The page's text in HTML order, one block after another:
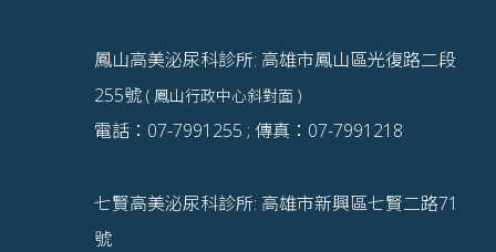
鳳山高美泌尿科診所: 高雄市鳳山區光復路二段
255號 ( 鳳山行政中心斜對面 )
電話：07-7991255 ; 傳真：07-7991218
七賢高美泌尿科診所: 高雄市新興區七賢二路71
號